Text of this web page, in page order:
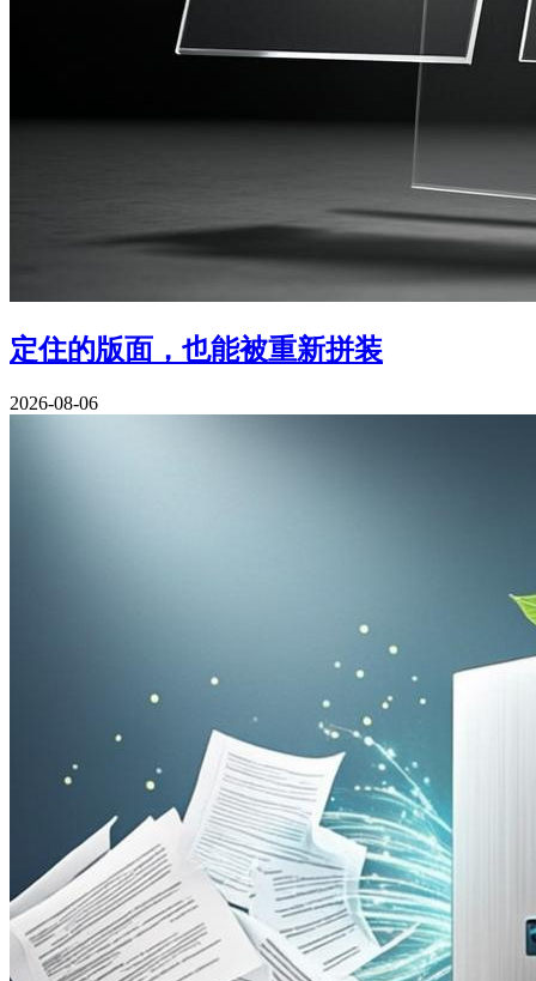
定住的版面，也能被重新拼装
2026-08-06